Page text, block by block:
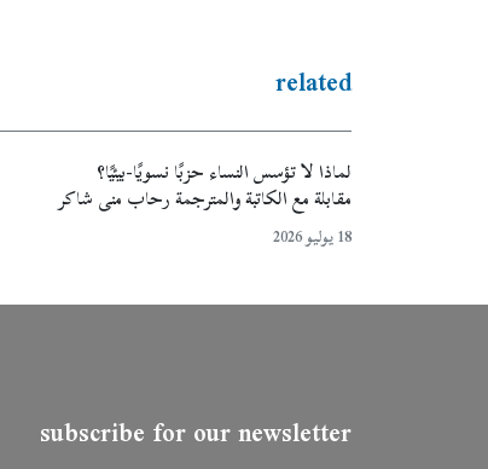
related
لماذا لا تؤسس النساء حزبًا نسويًا-بيئيًا؟
مقابلة مع الكاتبة والمترجمة رحاب منى شاكر
18 يوليو 2026
subscribe for our newsletter